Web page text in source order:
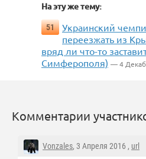
На эту же тему:
51
Украинский
переезжать из
вряд ли что-то
Симферополя) — 4
Комментарии
Vonzales, 3 Апреля 2016 , url